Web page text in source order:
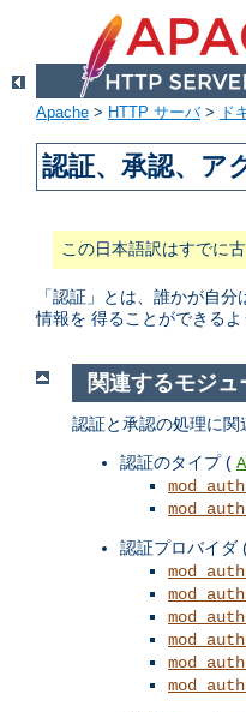
Apache > HTTP サーバ> ド
認証、承認、ア
この日本語訳はすでに
「認証」とは、誰かが自
情報を 得ることができるよ
関連するモジ
認証と承認の処理に関
認証のタイプ (
認証プロバイダ